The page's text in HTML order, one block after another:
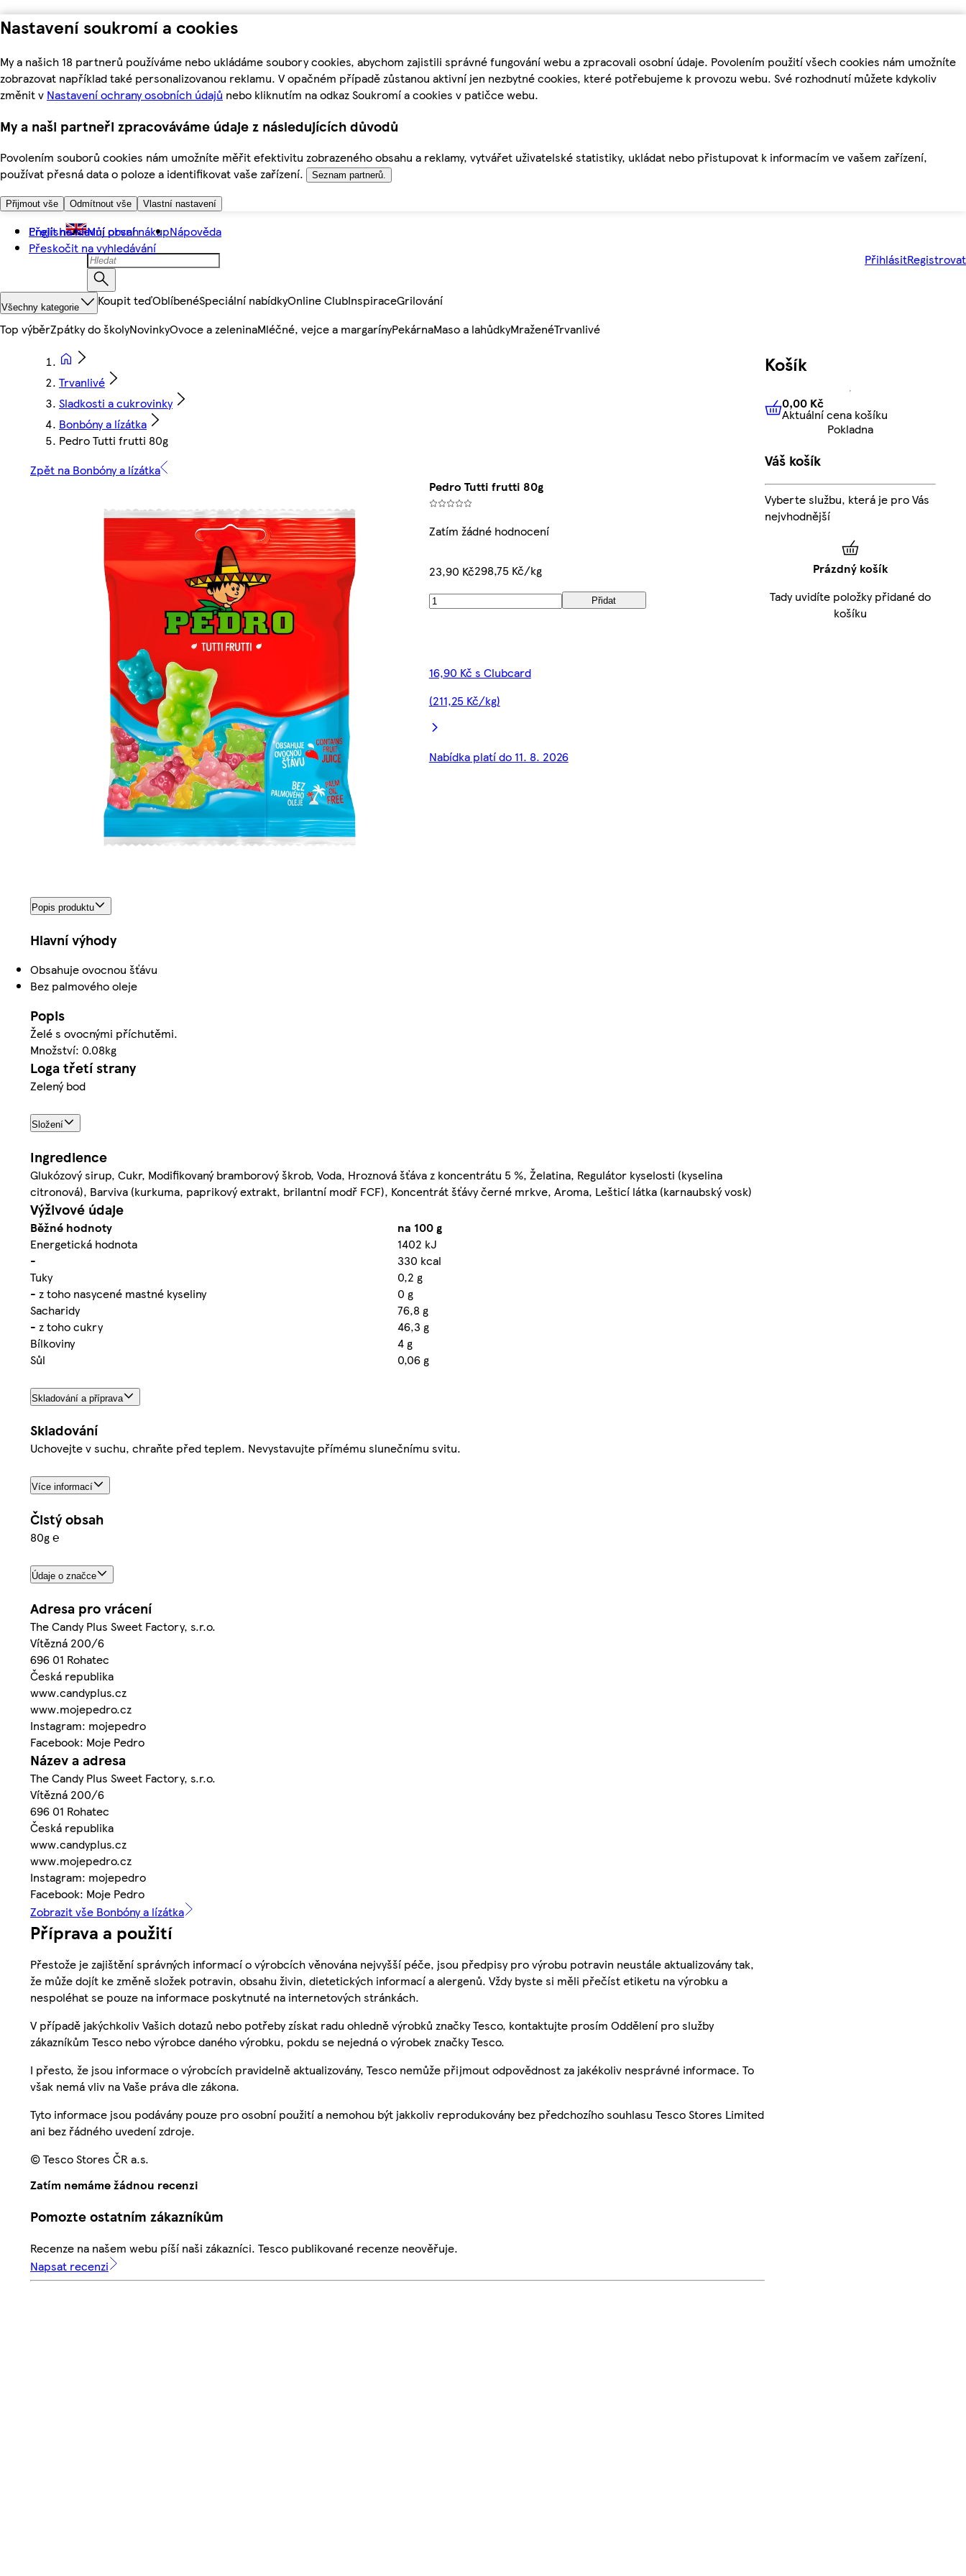
Nastavení soukromí a cookies
My a našich 18 partnerů používáme nebo ukládáme soubory cookies, abychom zajistili správné fungování webu a zpracovali osobní údaje. Povolením použití všech cookies nám umožníte
zobrazovat například také personalizovanou reklamu. V opačném případě zůstanou aktivní jen nezbytné cookies, které potřebujeme k provozu webu. Své rozhodnutí můžete kdykoliv
změnit v Nastavení ochrany osobních údajů nebo kliknutím na odkaz Soukromí a cookies v patičce webu.
My a naši partneři zpracováváme údaje z následujících důvodů
Povolením souborů cookies nám umožníte měřit efektivitu zobrazeného obsahu a reklamy, vytvářet uživatelské statistiky, ukládat nebo přistupovat k informacím ve vašem zařízení,
používat přesná data o poloze a identifikovat vaše zařízení.
Seznam partnerů.
Přijmout vše Odmítnout vše Vlastní nastavení
Přejít na hlavní obsah
Přeskočit na vyhledávání
English Můj první nákupNápověda
PřihlásitRegistrovat
Všechny kategorie Koupit teďOblíbenéSpeciální nabídkyOnline ClubInspiraceGrilování
Top výběrZpátky do školyNovinkyOvoce a zeleninaMléčné, vejce a margarínyPekárnaMaso a lahůdkyMraženéTrvanlivé
Trvanlivé
Sladkosti a cukrovinky
Bonbóny a lízátka
Pedro Tutti frutti 80g
Zpět na Bonbóny a lízátka
Pedro Tutti frutti 80g
Zatím žádné hodnocení
23,90 Kč298,75 Kč/kg
Přidat
16,90 Kč s Clubcard
(211,25 Kč/kg)
Nabídka platí do 11. 8. 2026
Popis produktu
Hlavní výhody
Obsahuje ovocnou šťávu
Bez palmového oleje
Popis
Želé s ovocnými příchutěmi.
Množství: 0.08kg
Loga třetí strany
Zelený bod
Složení
Ingredience
Glukózový sirup, Cukr, Modifikovaný bramborový škrob, Voda, Hroznová šťáva z koncentrátu 5 %, Želatina, Regulátor kyselosti (kyselina
citronová), Barviva (kurkuma, paprikový extrakt, brilantní modř FCF), Koncentrát šťávy černé mrkve, Aroma, Lešticí látka (karnaubský vosk)
Výživové údaje
Běžné hodnoty
na 100 g
Energetická hodnota
1402 kJ
-
330 kcal
Tuky
0,2 g
- z toho nasycené mastné kyseliny
0 g
Sacharidy
76,8 g
- z toho cukry
46,3 g
Bílkoviny
4 g
Sůl
0,06 g
Skladování a příprava
Skladování
Uchovejte v suchu, chraňte před teplem. Nevystavujte přímému slunečnímu svitu.
Více informací
Čistý obsah
80g ℮
Údaje o značce
Adresa pro vrácení
The Candy Plus Sweet Factory, s.r.o.
Vítězná 200/6
696 01 Rohatec
Česká republika
www.candyplus.cz
www.mojepedro.cz
Instagram: mojepedro
Facebook: Moje Pedro
Název a adresa
The Candy Plus Sweet Factory, s.r.o.
Vítězná 200/6
696 01 Rohatec
Česká republika
www.candyplus.cz
www.mojepedro.cz
Instagram: mojepedro
Facebook: Moje Pedro
Zobrazit vše Bonbóny a lízátka
Příprava a použití
Přestože je zajištění správných informací o výrobcích věnována nejvyšší péče, jsou předpisy pro výrobu potravin neustále aktualizovány tak,
že může dojít ke změně složek potravin, obsahu živin, dietetických informací a alergenů. Vždy byste si měli přečíst etiketu na výrobku a
nespoléhat se pouze na informace poskytnuté na internetových stránkách.
V případě jakýchkoliv Vašich dotazů nebo potřeby získat radu ohledně výrobků značky Tesco, kontaktujte prosím Oddělení pro služby
zákazníkům Tesco nebo výrobce daného výrobku, pokdu se nejedná o výrobek značky Tesco.
I přesto, že jsou informace o výrobcích pravidelně aktualizovány, Tesco nemůže přijmout odpovědnost za jakékoliv nesprávné informace. To
však nemá vliv na Vaše práva dle zákona.
Tyto informace jsou podávány pouze pro osobní použití a nemohou být jakkoliv reprodukovány bez předchozího souhlasu Tesco Stores Limited
ani bez řádného uvedení zdroje.
© Tesco Stores ČR a.s.
Zatím nemáme žádnou recenzi
Pomozte ostatním zákazníkům
Recenze na našem webu píší naši zákazníci. Tesco publikované recenze neověřuje.
Napsat recenzi
Košík
0,00 KčAktuální cena košíku
0,00 Kč
Aktuální cena košíku
Pokladna
Váš košík
Vyberte službu, která je pro Vás
nejvhodnější
Prázdný košík
Tady uvidíte položky přidané do
košíku